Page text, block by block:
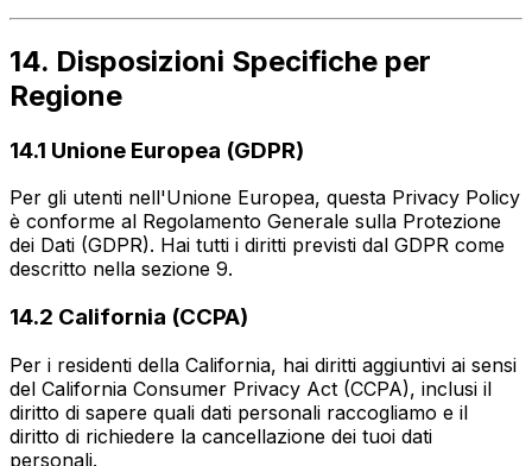
14. Disposizioni Specifiche per
Regione
14.1 Unione Europea (GDPR)
Per gli utenti nell'Unione Europea, questa Privacy Policy
è conforme al Regolamento Generale sulla Protezione
dei Dati (GDPR). Hai tutti i diritti previsti dal GDPR come
descritto nella sezione 9.
14.2 California (CCPA)
Per i residenti della California, hai diritti aggiuntivi ai sensi
del California Consumer Privacy Act (CCPA), inclusi il
diritto di sapere quali dati personali raccogliamo e il
diritto di richiedere la cancellazione dei tuoi dati
personali.